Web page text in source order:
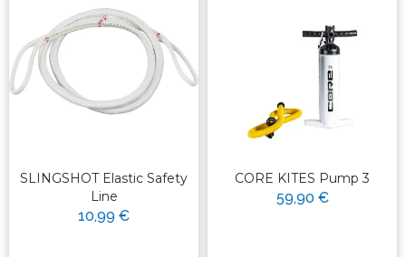
SLINGSHOT Elastic Safety
Line
10,99 €
CORE KITES Pump 3
59,90 €